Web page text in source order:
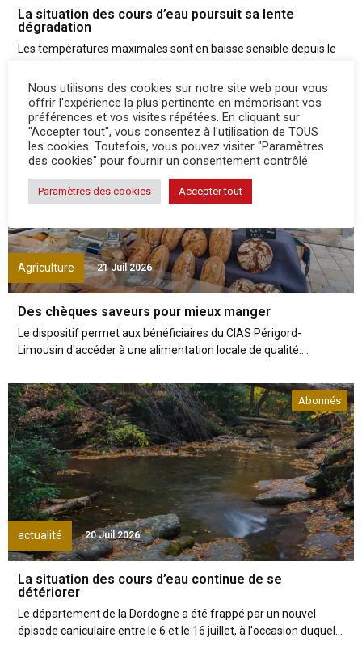
La situation des cours d’eau poursuit sa lente
dégradation
Les températures maximales sont en baisse sensible depuis le
avec un pic de...
Agriculture
Abonnés
21 Juil 2026
Des chèques saveurs pour mieux manger
Le dispositif permet aux bénéficiaires du CIAS Périgord-
Limousin d'accéder à une alimentation locale de qualité....
actualité
Abonnés
20 Juil 2026
La situation des cours d’eau continue de se
détériorer
Le département de la Dordogne a été frappé par un nouvel
épisode caniculaire entre le 6 et le 16 juillet, à l'occasion duquel...
Nous utilisons des cookies sur notre site web pour vous
offrir l'expérience la plus pertinente en mémorisant vos
préférences et vos visites répétées. En cliquant sur
"Accepter tout", vous consentez à l'utilisation de TOUS
les cookies. Toutefois, vous pouvez visiter "Paramètres
des cookies" pour fournir un consentement contrôlé.
Paramètres des cookies Accepter tout